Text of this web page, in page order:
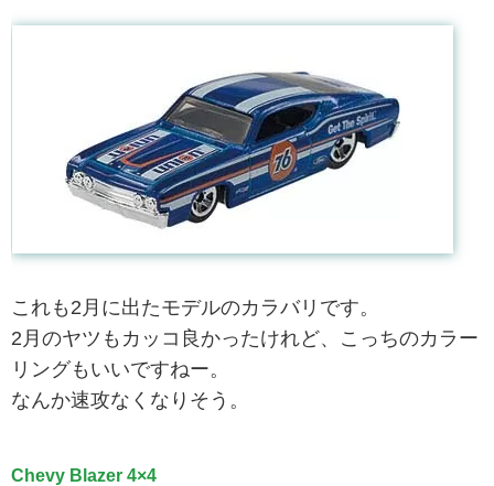
これも2月に出たモデルのカラバリです。
2月のヤツもカッコ良かったけれど、こっちのカラー
リングもいいですねー。
なんか速攻なくなりそう。
Chevy Blazer 4×4